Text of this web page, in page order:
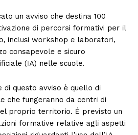
un avviso che destina 100
di percorsi formativi per il
inclusi workshop e laboratori,
consapevole e sicuro
(IA) nelle scuole.
di questo avviso è quello di
che fungeranno da centri di
proprio territorio. È previsto un
formative relative agli aspetti